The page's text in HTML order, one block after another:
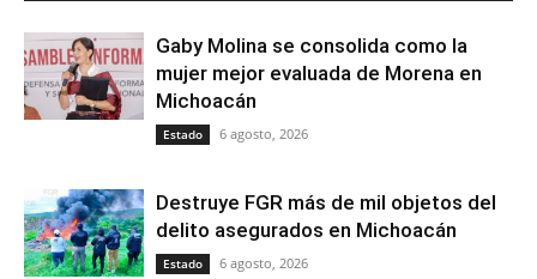
Gaby Molina se consolida como la
mujer mejor evaluada de Morena en
Michoacán
Estado 6 agosto, 2026
Destruye FGR más de mil objetos del
delito asegurados en Michoacán
Estado 6 agosto, 2026